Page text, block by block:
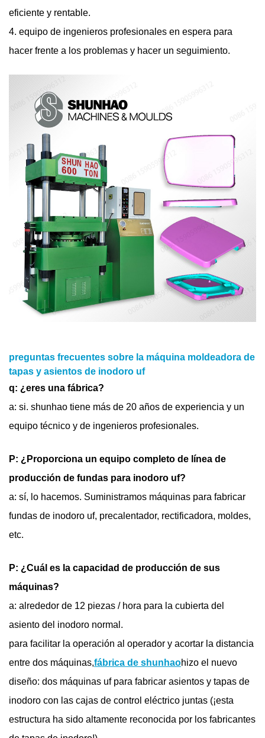
eficiente y rentable.
4. equipo de ingenieros profesionales en espera para
hacer frente a los problemas y hacer un seguimiento.
preguntas frecuentes sobre la máquina moldeadora de
tapas y asientos de inodoro uf
q: ¿eres una fábrica?
a: si. shunhao tiene más de 20 años de experiencia y un
equipo técnico y de ingenieros profesionales.
P: ¿Proporciona un equipo completo de línea de
producción de fundas para inodoro uf?
a: sí, lo hacemos. Suministramos máquinas para fabricar
fundas de inodoro uf, precalentador, rectificadora, moldes,
etc.
P: ¿Cuál es la capacidad de producción de sus
máquinas?
a: alrededor de 12 piezas / hora para la cubierta del
asiento del inodoro normal.
para facilitar la operación al operador y acortar la distancia
entre dos máquinas,fábrica de shunhaohizo el nuevo
diseño: dos máquinas uf para fabricar asientos y tapas de
inodoro con las cajas de control eléctrico juntas (¡esta
estructura ha sido altamente reconocida por los fabricantes